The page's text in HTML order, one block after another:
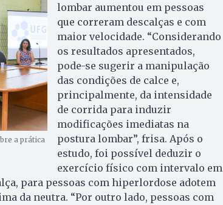
a prática
lombar aumentou em pessoas
que correram descalças e com
maior velocidade. “Considerando
os resultados apresentados,
pode-se sugerir a manipulação
das condições de calce e,
principalmente, da intensidade
de corrida para induzir
modificações imediatas na
postura lombar”, frisa. Após o
estudo, foi possível deduzir o
exercício físico com intervalo em
para pessoas com hiperlordose adotem
da neutra. “Por outro lado, pessoas com